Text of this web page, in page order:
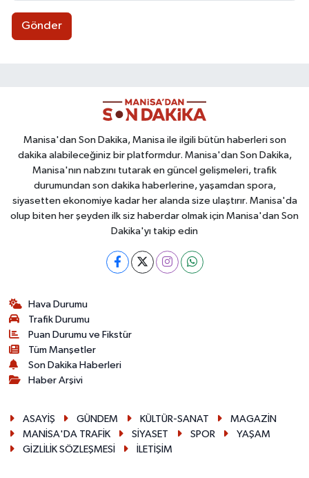
Gönder
Manisa'dan Son Dakika, Manisa ile ilgili bütün haberleri son
dakika alabileceğiniz bir platformdur. Manisa'dan Son Dakika,
Manisa'nın nabzını tutarak en güncel gelişmeleri, trafik
durumundan son dakika haberlerine, yaşamdan spora,
siyasetten ekonomiye kadar her alanda size ulaştırır. Manisa'da
olup biten her şeyden ilk siz haberdar olmak için Manisa'dan Son
Dakika'yı takip edin
Hava Durumu
Trafik Durumu
Puan Durumu ve Fikstür
Tüm Manşetler
Son Dakika Haberleri
Haber Arşivi
ASAYİŞ GÜNDEM KÜLTÜR-SANAT
MAGAZİN
MANİSA'DA TRAFİK
SİYASET SPOR
YAŞAM
GİZLİLİK SÖZLEŞMESİ
İLETİŞİM